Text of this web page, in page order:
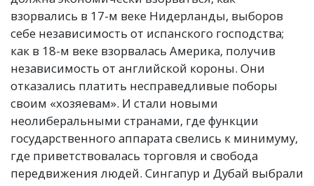
взорвались в 17-м веке Нидерланды, выборов
себе независимость от испанского господства;
как в 18-м веке взорвалась Америка, получив
независимость от английской короны. Они
отказались платить несправедливые поборы
своим «хозяевам». И стали новыми
неолиберальными странами, где функции
государственного аппарата свелись к минимуму,
где приветствовалась торговля и свобода
передвижения людей. Сингапур и Дубай выбрали